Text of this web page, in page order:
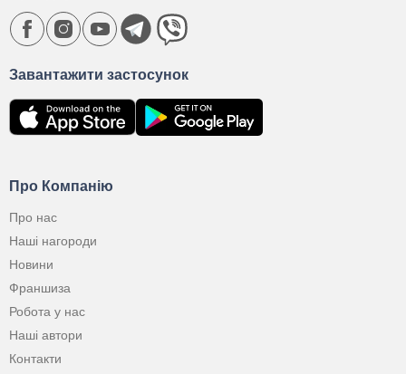
Про Компанію
Про нас
Наші нагороди
Новини
Франшиза
Робота у нас
Наші автори
Контакти
Завантажити застосунок